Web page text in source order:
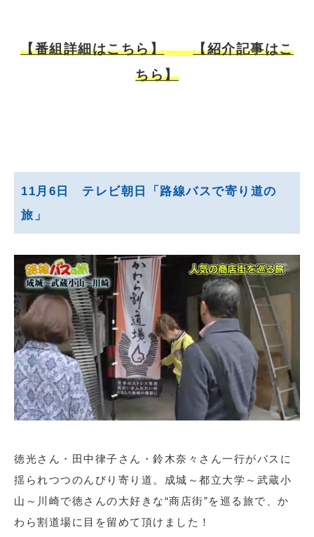
【番組詳細はこちら】
【紹介記事はこ
ちら】
11月6日 テレビ朝日「路線バスで寄り道の
旅」
徳光さん・田中律子さん・鈴木奈々さん一行がバスに
揺られつつのんびり寄り道。成城～都立大学～武蔵小
山～川崎で徳さんの大好きな“商店街”を巡る旅で、か
わら割道場に目を留めて頂けました！